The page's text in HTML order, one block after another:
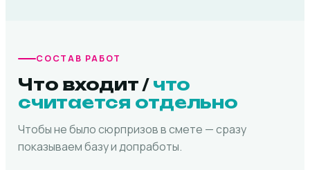
СОСТАВ РАБОТ
Что входит / что
считается отдельно
Чтобы не было сюрпризов в смете — сразу
показываем базу и допработы.